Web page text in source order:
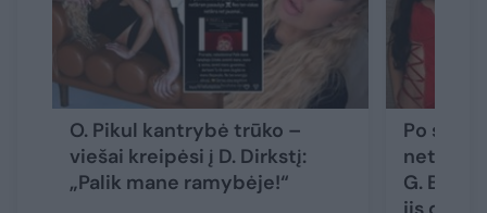
O. Pikul kantrybė trūko –
viešai kreipėsi į D. Dirkstį:
„Palik mane ramybėje!“
Po
G.